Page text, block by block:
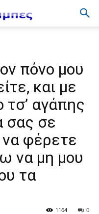
πόνο μου
και με
τσ’ αγάπης
σας σε
να φέρετε
να μη μου
τα
0
1164